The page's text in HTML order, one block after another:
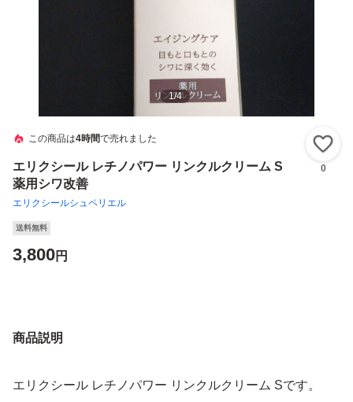
1/4
この商品は4時間で売れました
エリクシール レチノパワー リンクルクリーム S
薬用シワ改善
エリクシールシュペリエル
0
送料無料
3,800円
商品説明
エリクシール レチノパワー リンクルクリーム Sです。